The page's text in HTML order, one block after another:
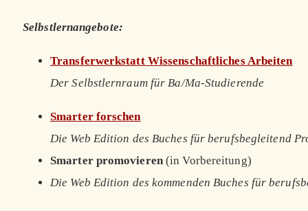
Selbstlernangebote:
Transferwerkstatt Wissenschaftliches Arbeiten
Der Selbstlernraum für Ba/Ma-Studierende
Smarter forschen
Die Web Edition des Buches für berufsbegleitend
Smarter promovieren(in Vorbereitung)
Die Web Edition des kommenden Buches für